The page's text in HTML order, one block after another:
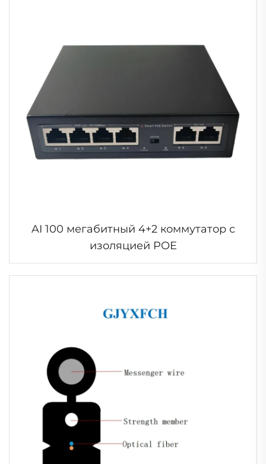
AI 100 мегабитный 4+2 коммутатор с
изоляцией POE